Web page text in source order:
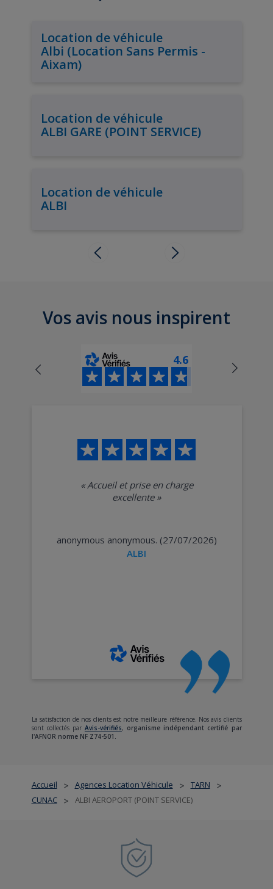
Accueil > Agences Location Véhicule > TARN >
CUNAC > ALBI AEROPORT (POINT SERVICE)
Location de véhicule
Albi (Location Sans Permis -
Aixam)
Location de véhicule
ALBI GARE (POINT SERVICE)
Location de véhicule
ALBI
Vos avis nous inspirent
4.6
« Accueil et prise en charge
excellente»
anonymous anonymous. (27/07/2026)
ALBI
La satisfaction de nos clients est notre meilleure référence. Nos avis clients
sont collectés par Avis-vérifiés, organisme indépendant certifié par
l'AFNOR norme NF Z74-501.